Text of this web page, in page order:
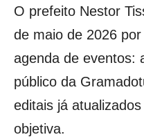
O prefeito Nestor
de maio de 2026
agenda de eventos:
público da
editais já
objetiva.